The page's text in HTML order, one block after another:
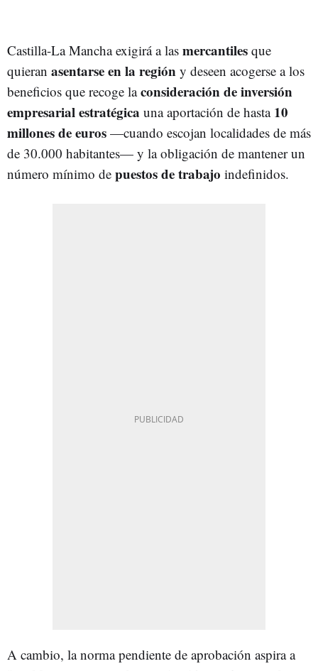
Castilla-La Mancha exigirá a las mercantiles que
quieran asentarse en la región y deseen acogerse a los
beneficios que recoge laconsideración de inversión
empresarial estratégica una aportación de hasta 10
millones de euros —cuando escojan localidades de más
de 30.000 habitantes— y la obligación de mantener un
número mínimo de puestos de trabajo indefinidos.
A cambio, la norma pendiente de aprobación aspira a